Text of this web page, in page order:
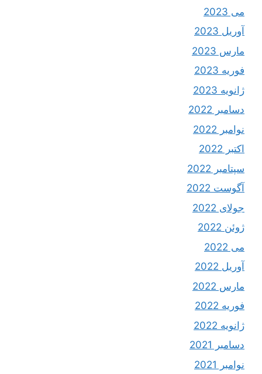
می 2023
آوریل 2023
مارس 2023
فوریه 2023
ژانویه 2023
دسامبر 2022
نوامبر 2022
اکتبر 2022
سپتامبر 2022
آگوست 2022
جولای 2022
ژوئن 2022
می 2022
آوریل 2022
مارس 2022
فوریه 2022
ژانویه 2022
دسامبر 2021
نوامبر 2021